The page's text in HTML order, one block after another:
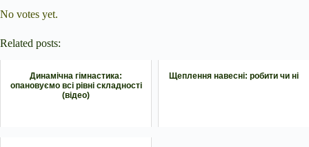
No votes yet.
Related posts:
Динамічна гімнастика:
опановуємо всі рівні складності
(відео)
Щеплення навесні: робити чи ні